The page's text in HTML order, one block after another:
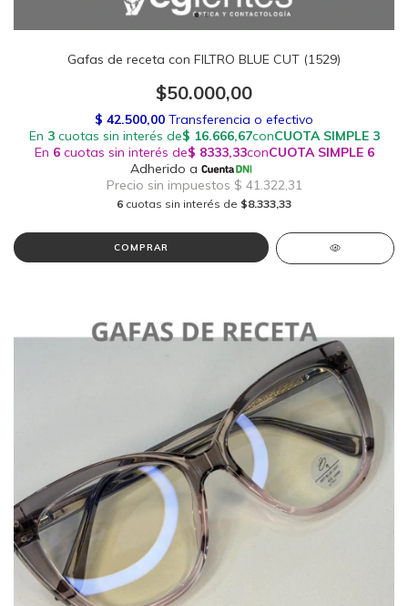
Gafas de receta con FILTRO BLUE CUT (1529)
$50.000,00
6 cuotas sin interés de $8.333,33